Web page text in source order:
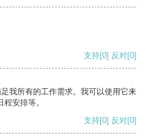
支持[0] 反对[0]
我所有的工作需求。我可以使用它来
安排等。
支持[0] 反对[0]